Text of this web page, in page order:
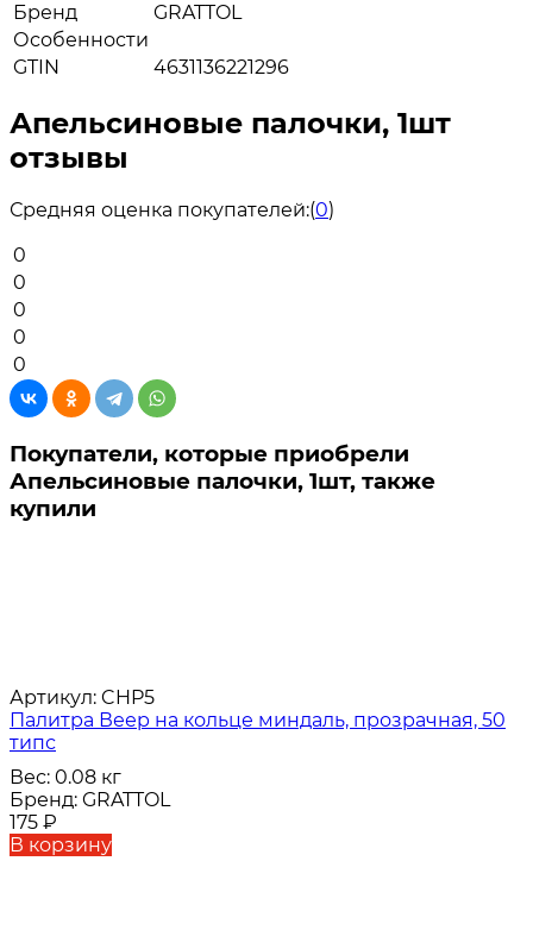
Бренд
GRATTOL
Особенности
GTIN
4631136221296
Апельсиновые палочки, 1шт
отзывы
Средняя оценка покупателей:(0)
0
0
0
0
0
Покупатели, которые приобрели
Апельсиновые палочки, 1шт, также
купили
Артикул: CHP5
Палитра Веер на кольце миндаль, прозрачная, 50
типс
Вес: 0.08 кг
Бренд: GRATTOL
175 ₽
В корзину